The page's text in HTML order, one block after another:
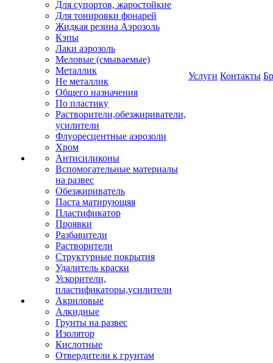
Для супортов, жаростойкие
Для тонировки фонарей
Жидкая резина Аэрозоль
Кэпы
Лаки аэрозоль
Меловые (смываемые)
Металлик
Не металлик
Общего назначения
По пластику
Растворители,обезжириватели,
усилители
Флуоресцентные аэрозоли
Хром
Антисиликоны
Вспомогательные материалы
на развес
Обезжириватель
Паста матирующяя
Пластификатор
Проявки
Разбавители
Растворители
Структурные покрытия
Удалитель краски
Ускорители,
пластификаторы,усилители
Акриловые
Алкидные
Грунты на развес
Изолятор
Кислотные
Отвердители к грунтам
Услуги Контакты